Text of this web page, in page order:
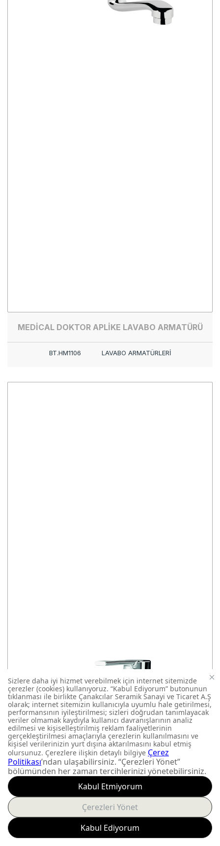
MEDİCAL DOKTOR APLİKE LAVABO ARMATÜRÜ
BT.HM1106 LAVABO ARMATÜRLERİ